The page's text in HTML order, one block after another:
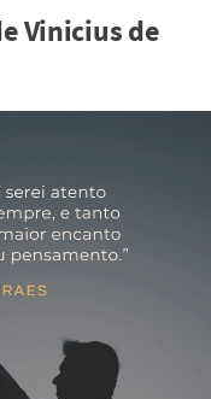
Vinicius de